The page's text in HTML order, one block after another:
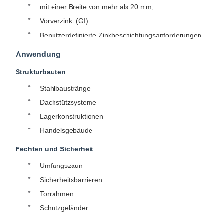
mit einer Breite von mehr als 20 mm,
Vorverzinkt (GI)
Benutzerdefinierte Zinkbeschichtungsanforderungen
Anwendung
Strukturbauten
Stahlbaustränge
Dachstützsysteme
Lagerkonstruktionen
Handelsgebäude
Fechten und Sicherheit
Umfangszaun
Sicherheitsbarrieren
Torrahmen
Schutzgeländer